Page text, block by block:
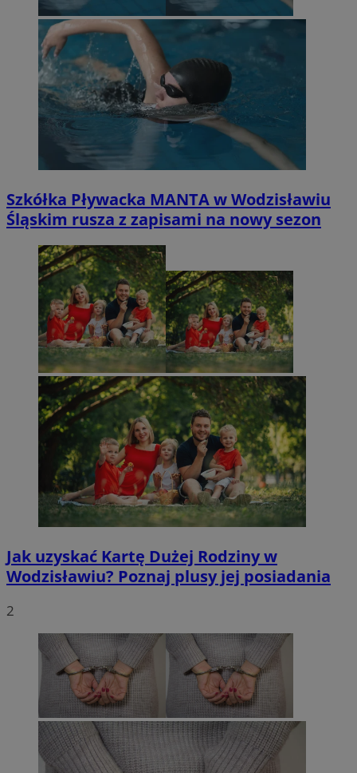
Szkółka Pływacka MANTA w Wodzisławiu
Śląskim rusza z zapisami na nowy sezon
Jak uzyskać Kartę Dużej Rodziny w
Wodzisławiu? Poznaj plusy jej posiadania
2